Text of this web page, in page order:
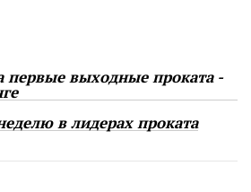
первые выходные проката -
в лидерах проката